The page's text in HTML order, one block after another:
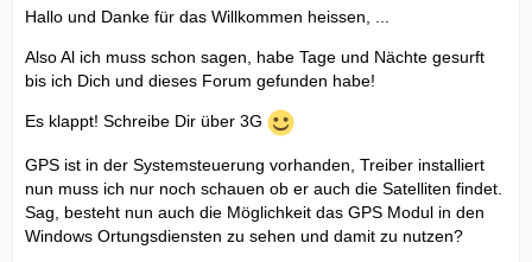
Hallo und Danke für das Willkommen heissen, ...
Also Al ich muss schon sagen, habe Tage und Nächte gesurft
bis ich Dich und dieses Forum gefunden habe!
Es klappt! Schreibe Dir über 3G
GPS ist in der Systemsteuerung vorhanden, Treiber installiert
nun muss ich nur noch schauen ob er auch die Satelliten findet.
Sag, besteht nun auch die Möglichkeit das GPS Modul in den
Windows Ortungsdiensten zu sehen und damit zu nutzen?